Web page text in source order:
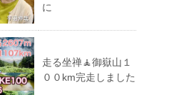
に
走る坐禅🧘御嶽山１
００km完走しました